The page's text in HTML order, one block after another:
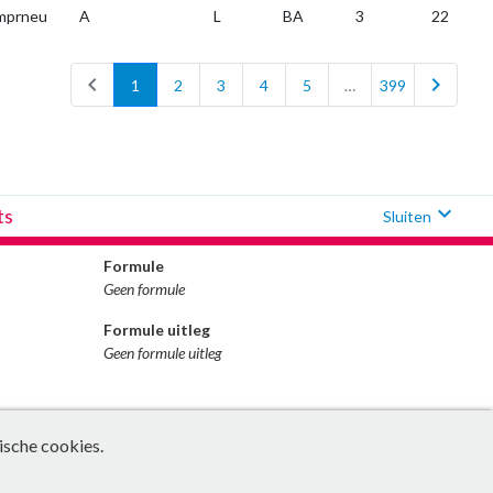
A L BA 3 22
chevron_left 1 2 3 4 5 … 399 chevron_right
Sluiten expand_more
Formule
Geen formule
Formule uitleg
Geen formule uitleg
cookies.